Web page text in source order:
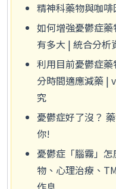
精神科藥物與咖
如何增強憂鬱症
有多大 | 統合分析
利用目前憂鬱症
分時間適應減藥 |
究
憂鬱症好了沒？
你!
憂鬱症「腦霧」
物、心理治療、